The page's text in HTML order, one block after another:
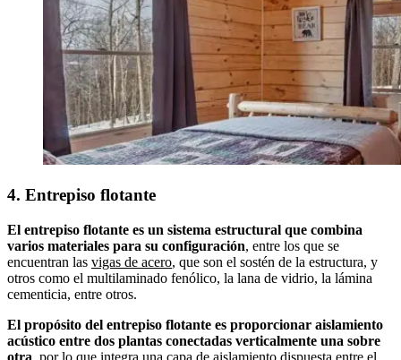
4. Entrepiso flotante
El entrepiso flotante es un sistema estructural que combina
varios materiales para su configuración, entre los que se
encuentran las vigas de acero, que son el sostén de la estructura, y
otros como el multilaminado fenólico, la lana de vidrio, la lámina
cementicia, entre otros.
El propósito del entrepiso flotante es proporcionar aislamiento
acústico entre dos plantas conectadas verticalmente una sobre
otra, por lo que integra una capa de aislamiento dispuesta entre el